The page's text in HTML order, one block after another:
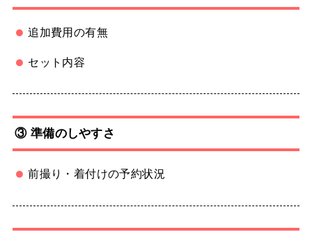
追加費用の有無
セット内容
③ 準備のしやすさ
前撮り・着付けの予約状況